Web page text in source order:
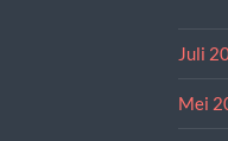
Juli
Mei